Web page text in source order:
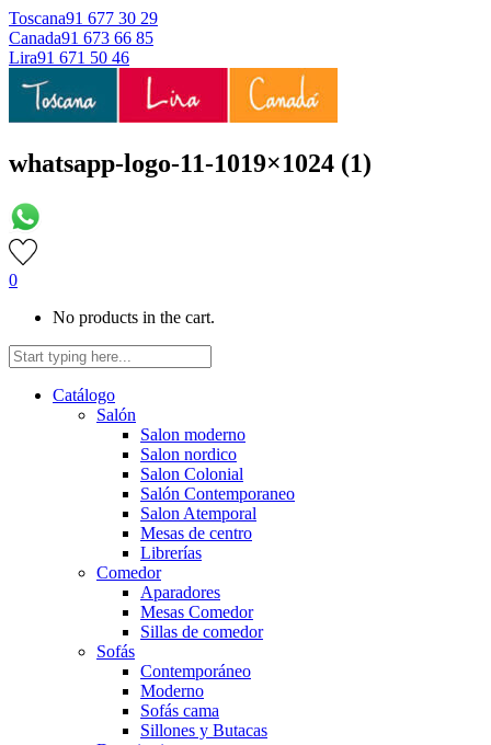
Toscana91 677 30 29
Canada91 673 66 85
Lira91 671 50 46
whatsapp-logo-11-1019×1024 (1)
0
No products in the cart.
Catálogo
Salón
Salon moderno
Salon nordico
Salon Colonial
Salón Contemporaneo
Salon Atemporal
Mesas de centro
Librerías
Comedor
Aparadores
Mesas Comedor
Sillas de comedor
Sofás
Contemporáneo
Moderno
Sofás cama
Sillones y Butacas